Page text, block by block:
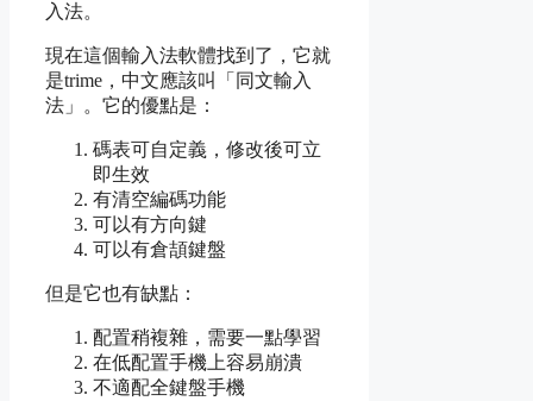
入法。
現在這個輸入法軟體找到了，它就
是trime，中文應該叫「同文輸入
法」。它的優點是 ：
碼表可自定義，修改後可立
即生效
有清空編碼功能
可以有方向鍵
可以有倉頡鍵盤
但是它也有缺點：
配置稍複雜，需要一點學習
在低配置手機上容易崩潰
不適配全鍵盤手機